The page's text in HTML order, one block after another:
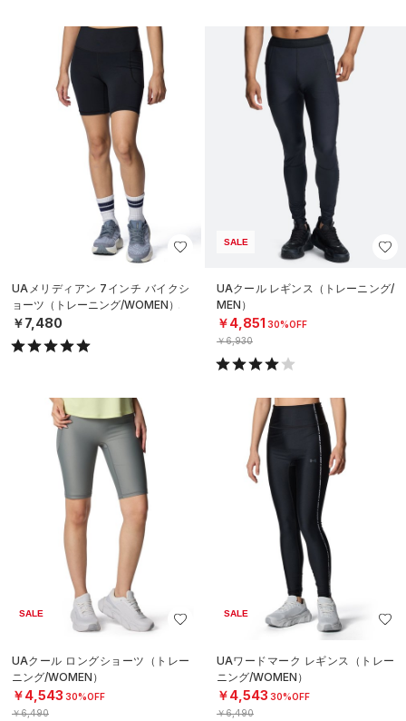
UAメリディアン 7インチ バイクシ
ョーツ（トレーニング/WOMEN）
￥7,480
SALE
UAクール レギンス（トレーニング/
MEN）
￥4,851 30%OFF
￥6,930
SALE
UAクール ロングショーツ（トレー
ニング/WOMEN）
￥4,543 30%OFF
￥6,490
SALE
UAワードマーク レギンス（トレー
ニング/WOMEN）
￥4,543 30%OFF
￥6,490